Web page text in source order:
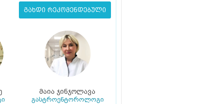
გახდი რეკომენდებული
მაია ჯინჯოლავა
გასტროენტოროლოგი